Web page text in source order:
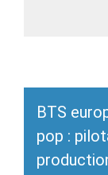
BTS
pop :